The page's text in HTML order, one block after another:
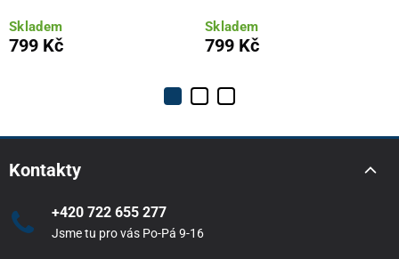
Skladem
799 Kč
Skladem
799 Kč
Kontakty
+420 722 655 277
Jsme tu pro vás Po-Pá 9-16